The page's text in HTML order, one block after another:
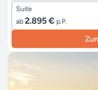
Suite
ab2.895 € p.P.